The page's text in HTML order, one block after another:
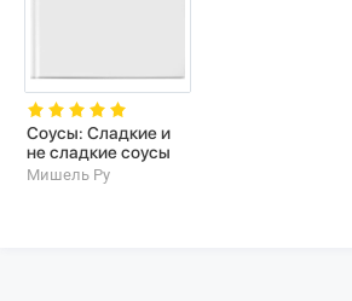
Соусы: Сладкие и
не сладкие соусы
Мишель Ру